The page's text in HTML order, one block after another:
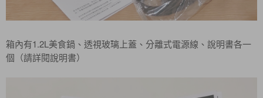
箱內有1.2L美食鍋、透視玻璃上蓋、分離式電源線、說明書各一
個（請詳閱說明書）